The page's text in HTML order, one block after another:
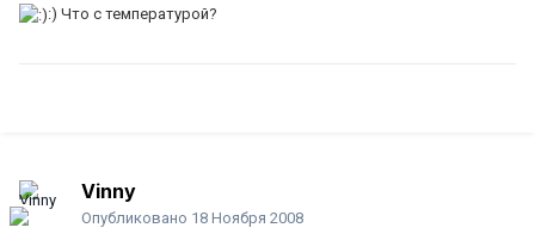
:) Что с температурой?
Vinny
Опубликовано 18 Ноября 2008